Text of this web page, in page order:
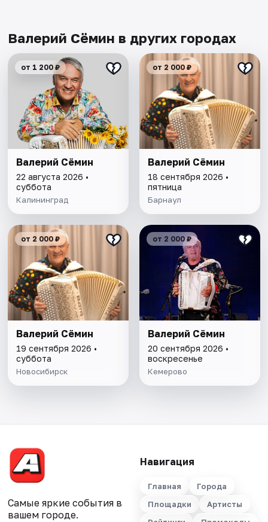
Валерий Сёмин в других городах
от 1 200 ₽
Валерий Сёмин
22 августа 2026 •
суббота
Калининград
от 2 000 ₽
Валерий Сёмин
18 сентября 2026 •
пятница
Барнаул
от 2 000 ₽
Валерий Сёмин
19 сентября 2026 •
суббота
Новосибирск
от 2 000 ₽
Валерий Сёмин
20 сентября 2026 •
воскресенье
Кемерово
Самые яркие события в
вашем городе.
Навигация
Главная
Города
Площадки
Артисты